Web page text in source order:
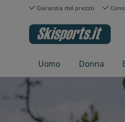
Garanzia del prezzo
Uomo Donna